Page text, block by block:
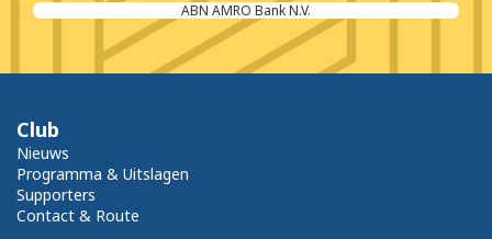
ABN AMRO Bank N.V.
Club
Nieuws
Programma & Uitslagen
Supporters
Contact & Route